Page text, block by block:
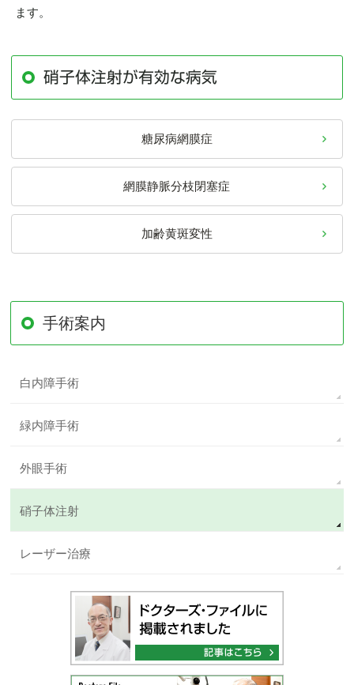
ます。
硝子体注射が有効な病気
糖尿病網膜症
網膜静脈分枝閉塞症
加齢黄斑変性
手術案内
白内障手術
緑内障手術
外眼手術
硝子体注射
レーザー治療